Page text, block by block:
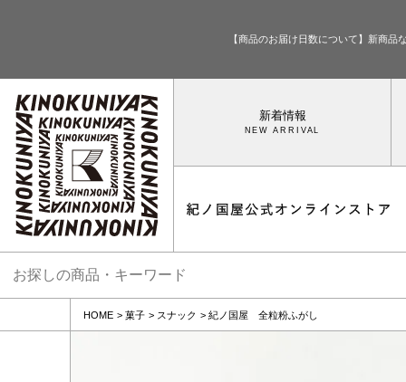
【商品のお届け日数について】新商
新着情報
HOME 菓子 スナック 紀ノ国屋 全粒粉ふがし